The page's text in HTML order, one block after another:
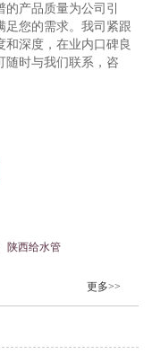
产品质量为公司引
足您的需求。我司紧跟
和深度，在业内口碑良
随时与我们联系，咨
陕西给水管
更多>>